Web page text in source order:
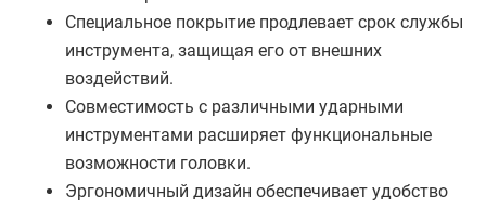
Специальное покрытие продлевает срок службы
инструмента, защищая его от внешних
воздействий.
Совместимость с различными ударными
инструментами расширяет функциональные
возможности головки.
Эргономичный дизайн обеспечивает удобство